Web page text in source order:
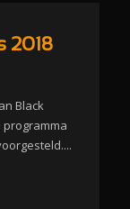
2018
Black
programma